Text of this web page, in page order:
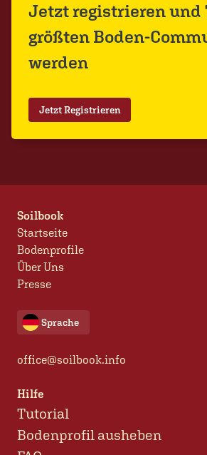
Jetzt registrieren und
größten Boden-
werden
Jetzt Registrieren
Soilbook
Startseite
Bodenprofile
Über Uns
Presse
Sprache
office@soilbook.info
Hilfe
Tutorial
Bodenprofil ausheben